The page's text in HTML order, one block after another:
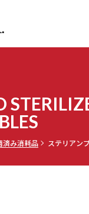
済み消耗品 ステリアン